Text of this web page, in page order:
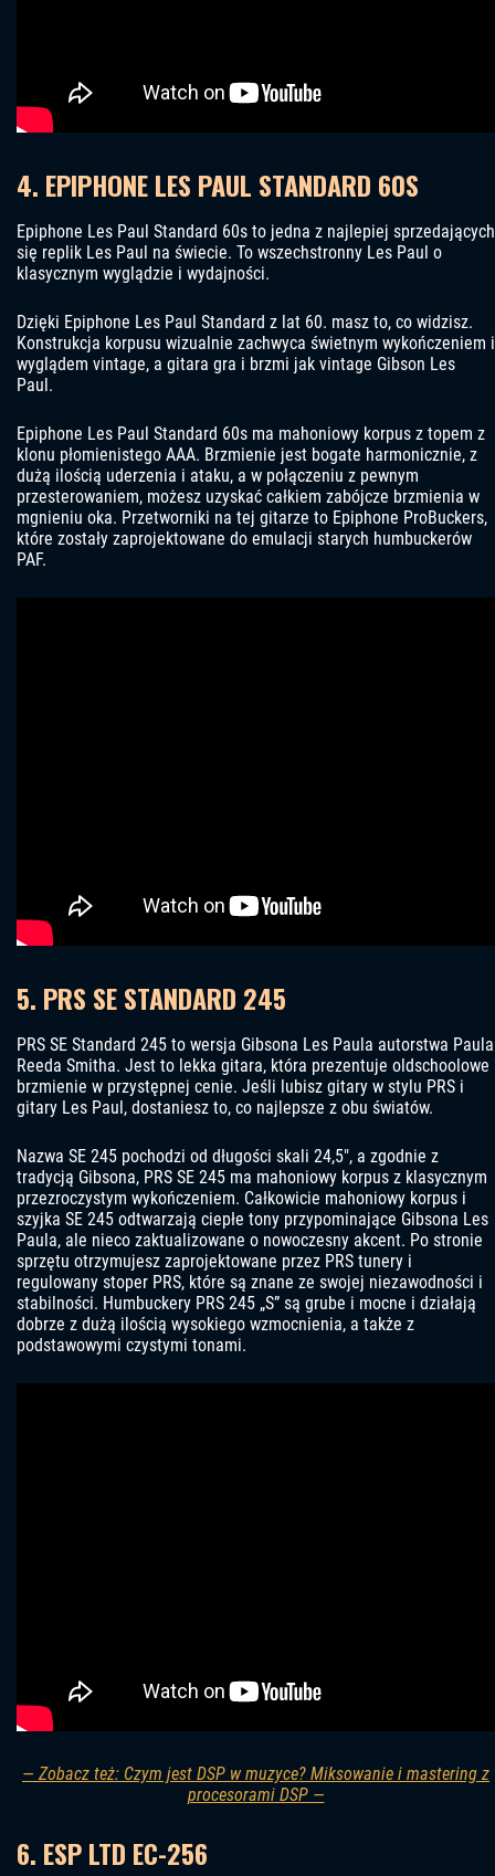
4. EPIPHONE LES PAUL STANDARD 60S
Epiphone Les Paul Standard 60s to jedna z najlepiej sprzedających
się replik Les Paul na świecie. To wszechstronny Les Paul o
klasycznym wyglądzie i wydajności.
Dzięki Epiphone Les Paul Standard z lat 60. masz to, co widzisz.
Konstrukcja korpusu wizualnie zachwyca świetnym wykończeniem i
wyglądem vintage, a gitara gra i brzmi jak vintage Gibson Les
Paul.
Epiphone Les Paul Standard 60s ma mahoniowy korpus z topem z
klonu płomienistego AAA. Brzmienie jest bogate harmonicznie, z
dużą ilością uderzenia i ataku, a w połączeniu z pewnym
przesterowaniem, możesz uzyskać całkiem zabójcze brzmienia w
mgnieniu oka. Przetworniki na tej gitarze to Epiphone ProBuckers,
które zostały zaprojektowane do emulacji starych humbuckerów
PAF.
5. PRS SE STANDARD 245
PRS SE Standard 245 to wersja Gibsona Les Paula autorstwa Paula
Reeda Smitha. Jest to lekka gitara, która prezentuje oldschoolowe
brzmienie w przystępnej cenie. Jeśli lubisz gitary w stylu PRS i
gitary Les Paul, dostaniesz to, co najlepsze z obu światów.
Nazwa SE 245 pochodzi od długości skali 24,5″, a zgodnie z
tradycją Gibsona, PRS SE 245 ma mahoniowy korpus z klasycznym
przezroczystym wykończeniem. Całkowicie mahoniowy korpus i
szyjka SE 245 odtwarzają ciepłe tony przypominające Gibsona Les
Paula, ale nieco zaktualizowane o nowoczesny akcent. Po stronie
sprzętu otrzymujesz zaprojektowane przez PRS tunery i
regulowany stoper PRS, które są znane ze swojej niezawodności i
stabilności. Humbuckery PRS 245 „S” są grube i mocne i działają
dobrze z dużą ilością wysokiego wzmocnienia, a także z
podstawowymi czystymi tonami.
— Zobacz też: Czym jest DSP w muzyce? Miksowanie i mastering z
procesorami DSP —
6. ESP LTD EC-256